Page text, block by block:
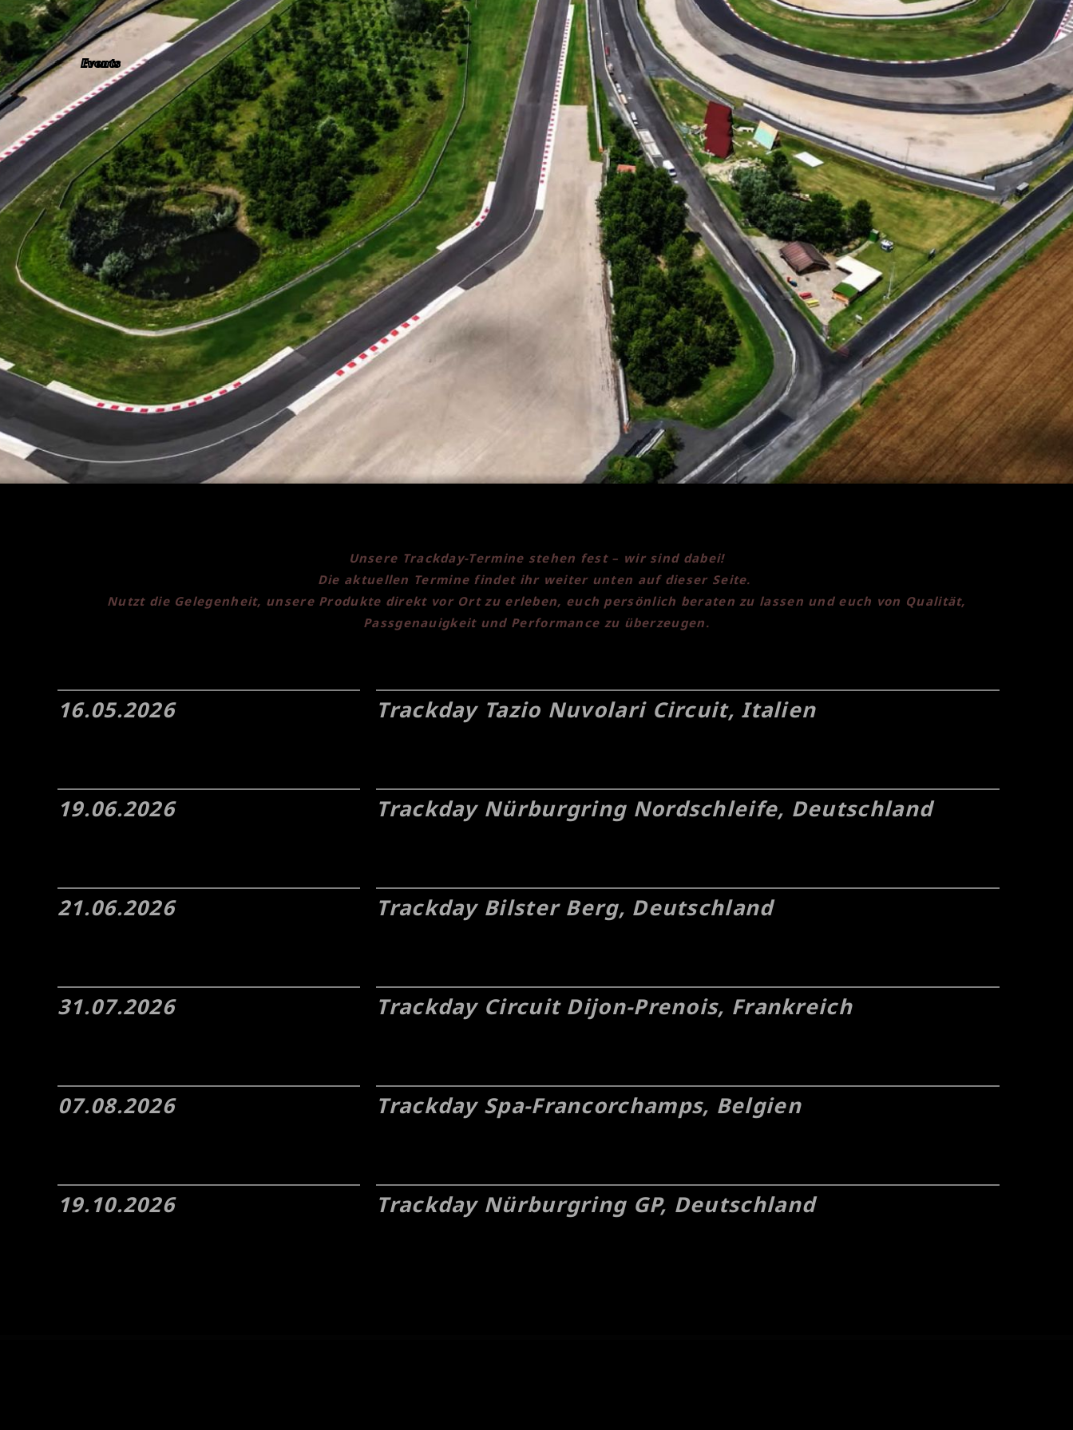
Events
Unsere Trackday-Termine stehen fest – wir sind dabei!
Die aktuellen Termine findet ihr weiter unten auf dieser Seite.
Nutzt die Gelegenheit, unsere Produkte direkt vor Ort zu erleben, euch persönlich beraten zu lassen und euch von Qualität,
Passgenauigkeit und Performance zu überzeugen.
16.05.2026 Trackday Tazio Nuvolari Circuit, Italien
19.06.2026 Trackday Nürburgring Nordschleife, Deutschland
21.06.2026 Trackday Bilster Berg, Deutschland
31.07.2026 Trackday Circuit Dijon-Prenois, Frankreich
07.08.2026 Trackday Spa-Francorchamps, Belgien
19.10.2026 Trackday Nürburgring GP, Deutschland